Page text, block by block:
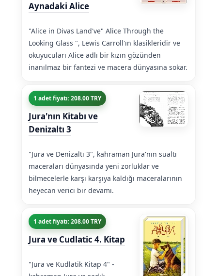
Aynadaki Alice
"Alice in Divas Land've" Alice Through the
Looking Glass ", Lewis Carroll'ın klasikleridir ve
okuyucuları Alice adlı bir kızın gözünden
inanılmaz bir fantezi ve macera dünyasına sokar.
1 adet fiyatı: 208.00 TRY
Jura'nın Kitabı ve
Denizaltı 3
"Jura ve Denizaltı 3", kahraman Jura'nın sualtı
maceraları dünyasında yeni zorluklar ve
bilmecelerle karşı karşıya kaldığı maceralarının
heyecan verici bir devamı.
1 adet fiyatı: 208.00 TRY
Jura ve Cudlatic 4. Kitap
"Jura ve Kudlatik Kitap 4" -